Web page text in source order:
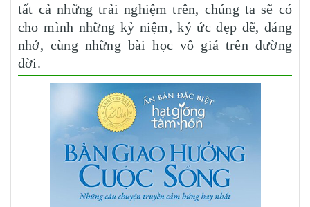
tất cả những trải nghiệm trên, chúng ta sẽ có
cho mình những kỷ niệm, ký ức đẹp đẽ, đáng
nhớ, cùng những bài học vô giá trên đường
đời.